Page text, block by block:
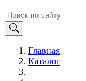
Главная
Каталог